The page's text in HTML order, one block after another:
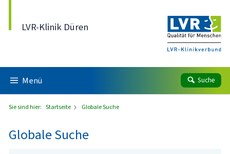
LVR-Klinik Düren
Menü Suche
Sie sind hier: Startseite Globale Suche
Globale Suche